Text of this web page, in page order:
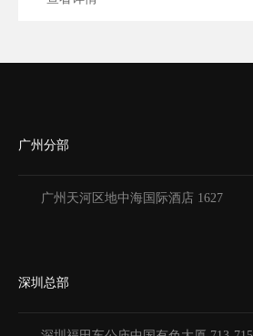
广州分部
广州天河区地中海国际酒店 1627
深圳总部